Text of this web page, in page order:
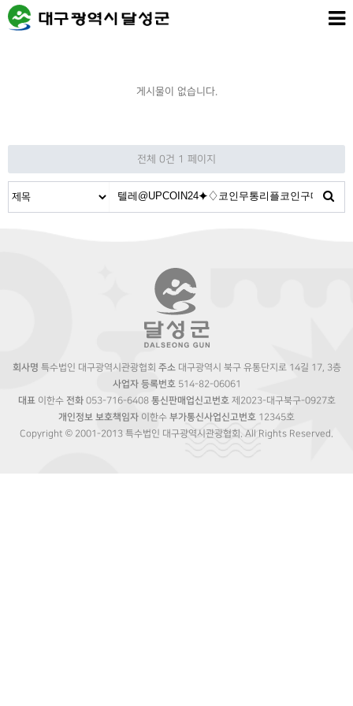
게시물이 없습니다.
전체 0건 1 페이지
회사명 특수법인 대구광역시관광협회 주소대구광역시 북구 유통단지로 14길 17, 3층
사업자 등록번호514-82-06061
대표이한수 전화053-716-6408 통신판매업신고번호제2023-대구북구-0927호
개인정보 보호책임자 이한수 부가통신사업신고번호 12345호
Copyright © 2001-2013 특수법인 대구광역시관광협회. All Rights Reserved.